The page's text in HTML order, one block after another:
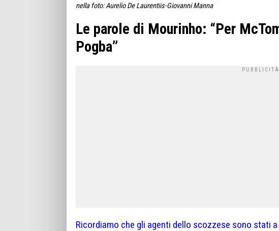
nella foto: Aurelio De Laurentiis-Giovanni Manna
Le parole di Mourinho: “Per
Pogba”
Ricordiamo che gli agenti dello scozzese sono stati